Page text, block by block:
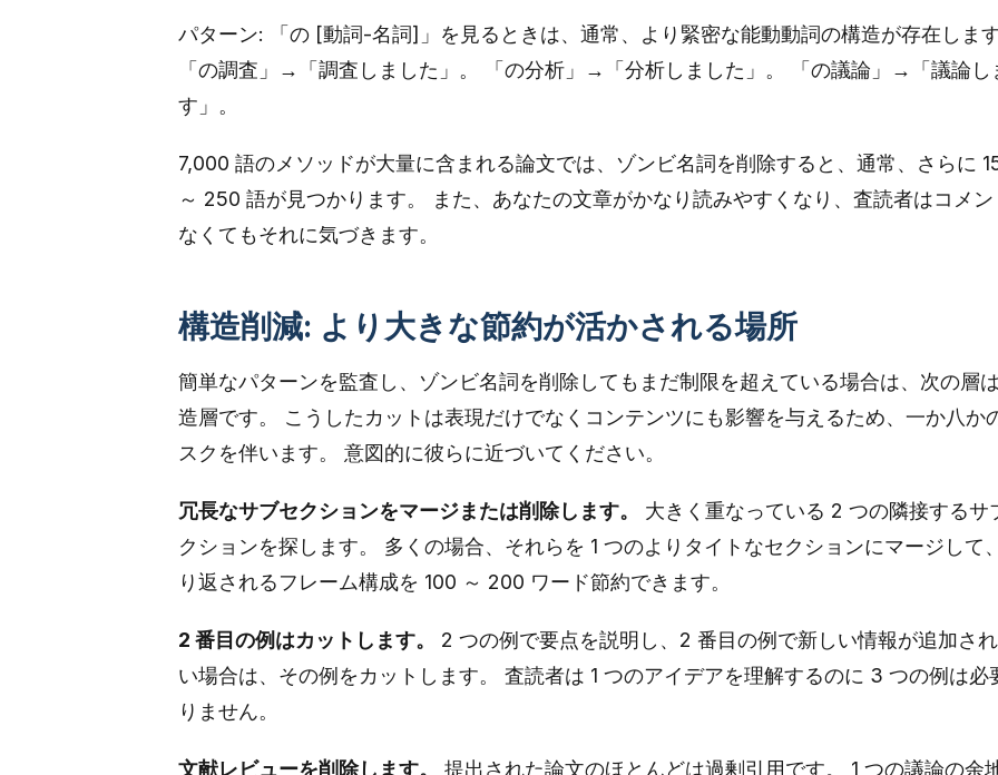
パターン: 「の [動詞-名詞]」を見るときは、通常、より緊密な能動動詞の構造が存在します
「の調査」→「調査しました」。 「の分析」→「分析しました」。 「の議論」→「議論し
す」。
7,000 語のメソッドが大量に含まれる論文では、ゾンビ名詞を削除すると、通常、さらに
～ 250 語が見つかります。 また、あなたの文章がかなり読みやすくなり、査読者はコメン
なくてもそれに気づきます。
構造削減: より大きな節約が活かされる場所
簡単なパターンを監査し、ゾンビ名詞を削除してもまだ制限を超えている場合は、次の層
造層です。 こうしたカットは表現だけでなくコンテンツにも影響を与えるため、一か八か
スクを伴います。 意図的に彼らに近づいてください。
冗長なサブセクションをマージまたは削除します。
大きく重なっている 2 つの隣接するサ
クションを探します。 多くの場合、それらを 1 つのよりタイトなセクションにマージして
り返されるフレーム構成を 100 ～ 200 ワード節約できます。
2 番目の例はカットします。
2 つの例で要点を説明し、2 番目の例で新しい情報が追加さ
い場合は、その例をカットします。 査読者は 1 つのアイデアを理解するのに 3 つの例は必
りません。
文献レビューを削除します。 提出された論文のほとんどは過剰引用です。 1 つの議論の余